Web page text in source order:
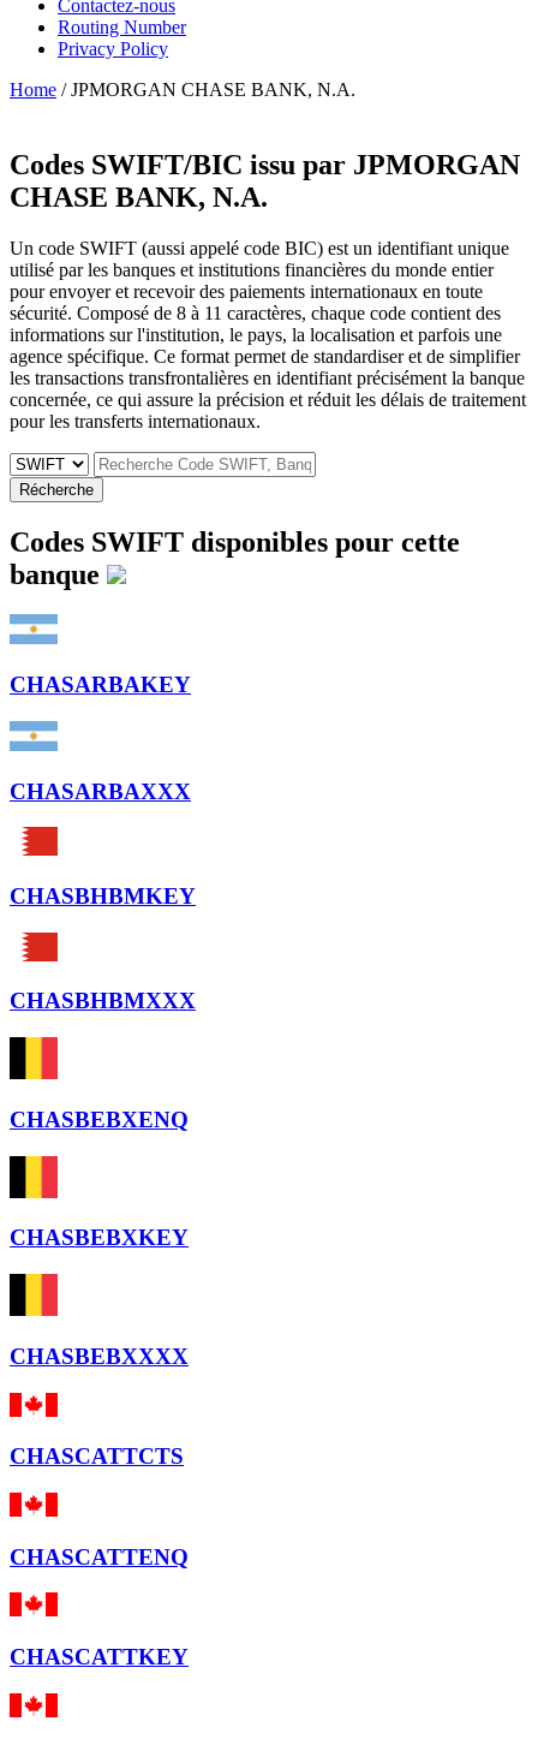
Contactez-nous
Routing Number
Privacy Policy
Home / JPMORGAN CHASE BANK, N.A.
Codes SWIFT/BIC issu par JPMORGAN
CHASE BANK, N.A.
Un code SWIFT (aussi appelé code BIC) est un identifiant unique
utilisé par les banques et institutions financières du monde entier
pour envoyer et recevoir des paiements internationaux en toute
sécurité. Composé de 8 à 11 caractères, chaque code contient des
informations sur l'institution, le pays, la localisation et parfois une
agence spécifique. Ce format permet de standardiser et de simplifier
les transactions transfrontalières en identifiant précisément la banque
concernée, ce qui assure la précision et réduit les délais de traitement
pour les transferts internationaux.
Récherche
Codes SWIFT disponibles pour cette
banque
CHASARBAKEY
CHASARBAXXX
CHASBHBMKEY
CHASBHBMXXX
CHASBEBXENQ
CHASBEBXKEY
CHASBEBXXXX
CHASCATTCTS
CHASCATTENQ
CHASCATTKEY